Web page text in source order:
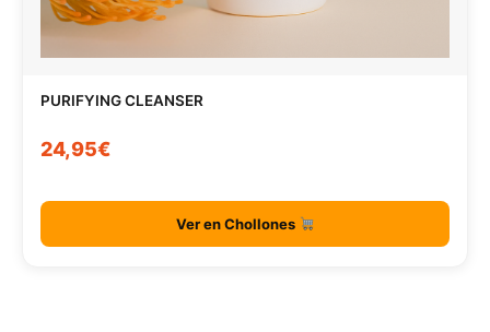
PURIFYING CLEANSER
24,95€
Ver en Chollones